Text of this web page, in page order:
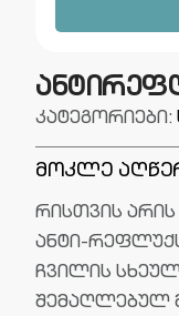
კატეგორიები:
მოკლე
რისთვის
ანტი-
ჩვილის
შემაღლებულ